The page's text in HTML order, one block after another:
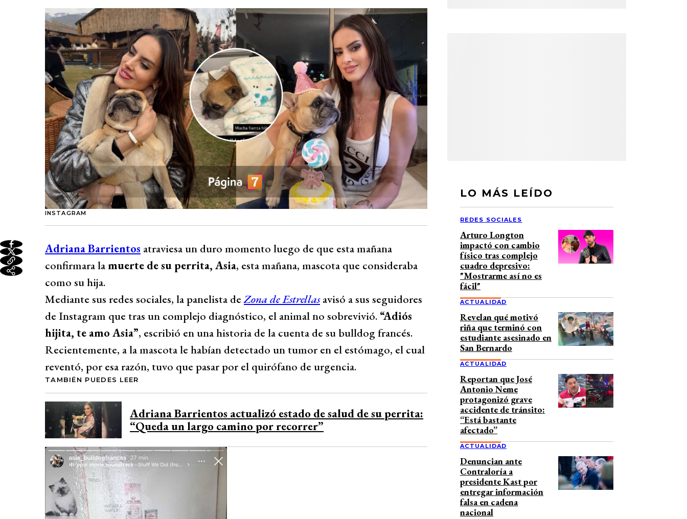
INSTAGRAM
Adriana Barrientos atraviesa un duro momento luego de que esta mañana
confirmara lamuerte de su perrita, Asia, esta mañana, mascota que consideraba
como su hija.
Mediante sus redes sociales, la panelista deZona de Estrellasavisó a sus seguidores
de Instagram que tras un complejo diagnóstico, el animal no sobrevivió. “Adiós
hijita, te amo Asia”, escribió en una historia de la cuenta de su bulldog francés.
Recientemente, a la mascota le habían detectado un tumor en el estómago, el cual
reventó, por esa razón, tuvo que pasar por el quirófano de urgencia.
TAMBIÉN PUEDES LEER
Adriana Barrientos actualizó estado de salud de su perrita:
“Queda un largo camino por recorrer”
LO MÁS LEÍDO
REDES SOCIALES
Arturo Longton
impactó con cambio
físico tras complejo
cuadro depresivo:
"Mostrarme así no es
fácil"
ACTUALIDAD
Revelan qué motivó
riña que terminó con
estudiante asesinado en
San Bernardo
ACTUALIDAD
Reportan que José
Antonio Neme
protagonizó grave
accidente de tránsito:
“Está bastante
afectado”
ACTUALIDAD
Denuncian ante
Contraloría a
presidente Kast por
entregar información
falsa en cadena
nacional